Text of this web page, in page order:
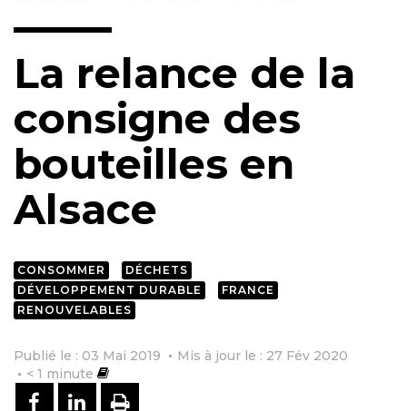
La relance de la
consigne des
bouteilles en
Alsace
CONSOMMER
DÉCHETS
DÉVELOPPEMENT DURABLE
FRANCE
RENOUVELABLES
Publié le : 03 Mai 2019
Mis à jour le : 27 Fév 2020
< 1 minute
PARTAGER SUR FACEBOOK
PARTAGER SUR LINKEDIN
IMPRIMER